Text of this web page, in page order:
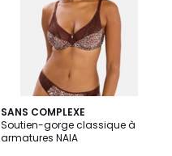
SANS COMPLEXE
Soutien-gorge classique à
armatures NAIA